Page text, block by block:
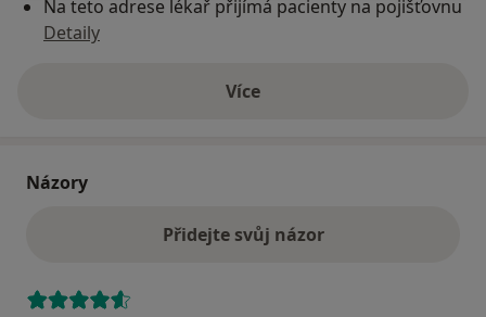
Na teto adrese lékař přijímá pacienty na pojišťovnu
Detaily
Víceo adrese
Názory
Přidejte svůj názor